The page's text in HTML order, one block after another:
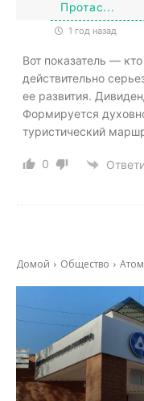
Протас...
1 год назад
Вот показатель —
действительно
ее развития.
Формируется
туристический
0